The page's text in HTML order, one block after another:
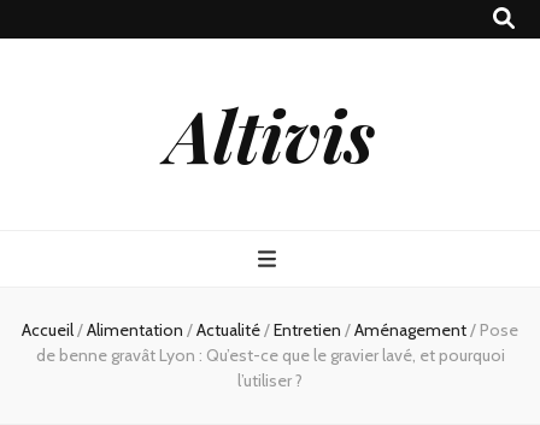
Altivis
Accueil/Alimentation /Actualité/Entretien /Aménagement/ Pose
de benne gravât Lyon : Qu’est-ce que le gravier lavé, et pourquoi
l’utiliser ?